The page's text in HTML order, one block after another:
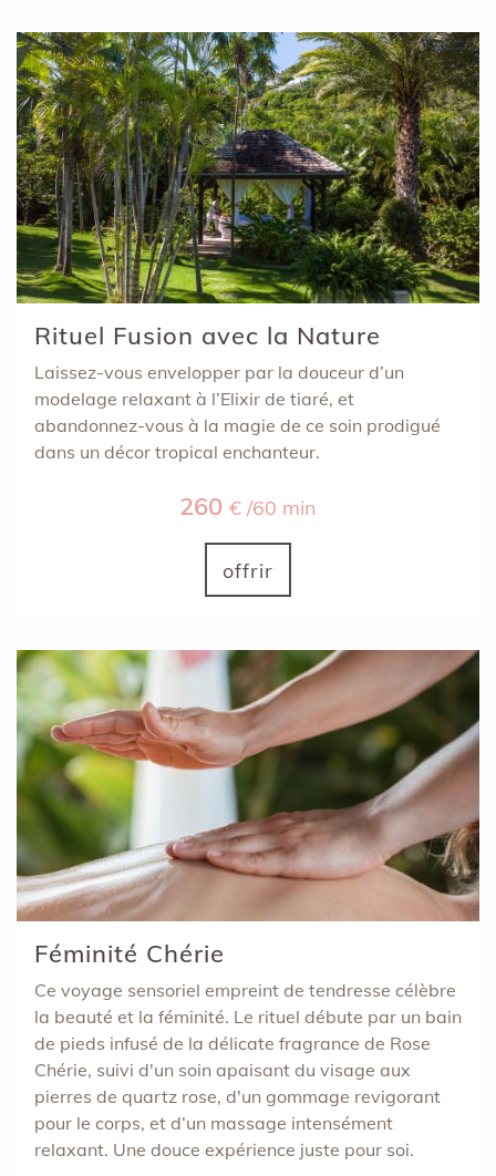
Rituel Fusion avec la Nature
Laissez-vous envelopper par la douceur d’un
modelage relaxant à l’Elixir de tiaré, et
abandonnez-vous à la magie de ce soin prodigué
dans un décor tropical enchanteur.
260 € /60 min
offrir
Féminité Chérie
Ce voyage sensoriel empreint de tendresse célèbre
la beauté et la féminité. Le rituel débute par un bain
de pieds infusé de la délicate fragrance de Rose
Chérie, suivi d'un soin apaisant du visage aux
pierres de quartz rose, d'un gommage revigorant
pour le corps, et d’un massage intensément
relaxant. Une douce expérience juste pour soi.